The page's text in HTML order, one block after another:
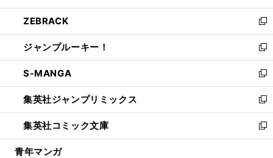
開
く
ウ
で
開
く
ン
ド
ウ
で
開
く
ウ
ィ
ン
ド
ウ
で
開
く
し
い
ウ
ィ
ン
ド
ウ
で
開
く
ZEBRACK
新
し
い
ウ
ィ
ン
ド
ウ
で
開
ジャンプルーキー！
新
し
い
ウ
ィ
ン
ド
ウ
S-MANGA
新
し
い
ウ
ィ
ン
集英社ジャンプリミックス
新
し
い
ウ
集英社コミック文庫
新
し
青年マンガ